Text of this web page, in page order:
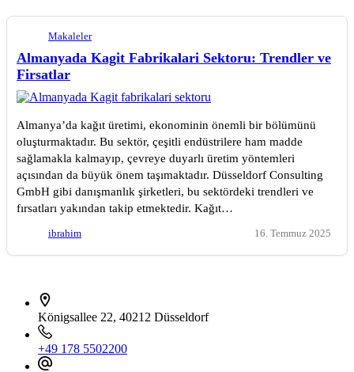
Makaleler
Almanyada Kagit Fabrikalari Sektoru: Trendler ve
Firsatlar
Almanya’da kağıt üretimi, ekonominin önemli bir bölümünü
oluşturmaktadır. Bu sektör, çeşitli endüstrilere ham madde
sağlamakla kalmayıp, çevreye duyarlı üretim yöntemleri
açısından da büyük önem taşımaktadır. Düsseldorf Consulting
GmbH gibi danışmanlık şirketleri, bu sektördeki trendleri ve
fırsatları yakından takip etmektedir. Kağıt…
ibrahim 16. Temmuz 2025
Königsallee 22, 40212 Düsseldorf
+49 178 5502200